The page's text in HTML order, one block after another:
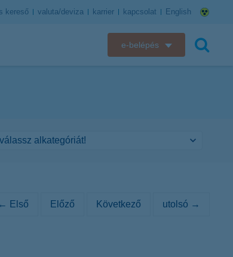
kereső valuta/deviza karrier kapcsolat English
e-belépés
← Első Előző Következő utolsó →